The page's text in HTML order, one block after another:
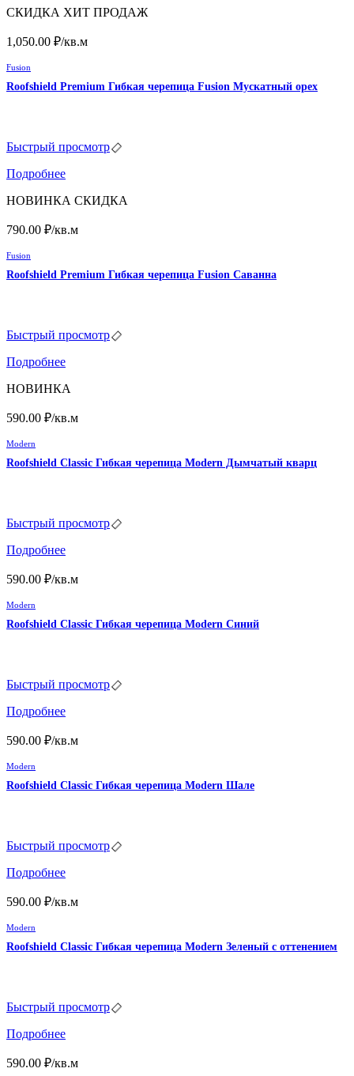
СКИДКА ХИТ ПРОДАЖ
1,050.00 ₽/кв.м
Fusion
Roofshield Premium Гибкая черепица Fusion Мускатный орех
Быстрый просмотр
Подробнее
НОВИНКА СКИДКА
790.00 ₽/кв.м
Fusion
Roofshield Premium Гибкая черепица Fusion Саванна
Быстрый просмотр
Подробнее
НОВИНКА
590.00 ₽/кв.м
Modern
Roofshield Classic Гибкая черепица Modern Дымчатый кварц
Быстрый просмотр
Подробнее
590.00 ₽/кв.м
Modern
Roofshield Classic Гибкая черепица Modern Синий
Быстрый просмотр
Подробнее
590.00 ₽/кв.м
Modern
Roofshield Classic Гибкая черепица Modern Шале
Быстрый просмотр
Подробнее
590.00 ₽/кв.м
Modern
Roofshield Classic Гибкая черепица Modern Зеленый с оттенением
Быстрый просмотр
Подробнее
590.00 ₽/кв.м